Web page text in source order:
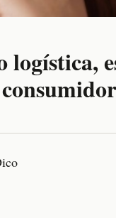
logística,